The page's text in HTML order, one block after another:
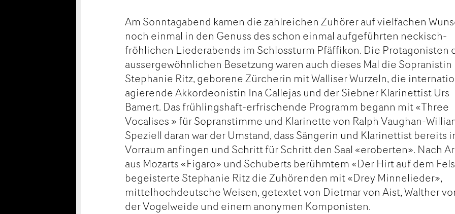
Am Sonntagabend kamen die zahlreichen Zuhörer auf vielfachen
noch einmal in den Genuss des schon einmal aufgeführten neckisch-
fröhlichen Liederabends im Schlossturm Pfäffikon. Die Protagonisten
aussergewöhnlichen Besetzung waren auch dieses Mal die Sopranistin
Stephanie Ritz, geborene Zürcherin mit Walliser Wurzeln, die
agierende Akkordeonistin Ina Callejas und der Siebner Klarinettist Urs
Bamert. Das frühlingshaft-erfrischende Programm begann mit «Three
Vocalises » für Sopranstimme und Klarinette von Ralph Vaughan-
Speziell daran war der Umstand, dass Sängerin und Klarinettist bereits
Vorraum anfingen und Schritt für Schritt den Saal «eroberten». Nach
aus Mozarts «Figaro» und Schuberts berühmtem «Der Hirt auf dem
begeisterte Stephanie Ritz die Zuhörenden mit «Drey Minnelieder»,
mittelhochdeutsche Weisen, getextet von Dietmar von Aist, Walther
der Vogelweide und einem anonymen Komponisten.